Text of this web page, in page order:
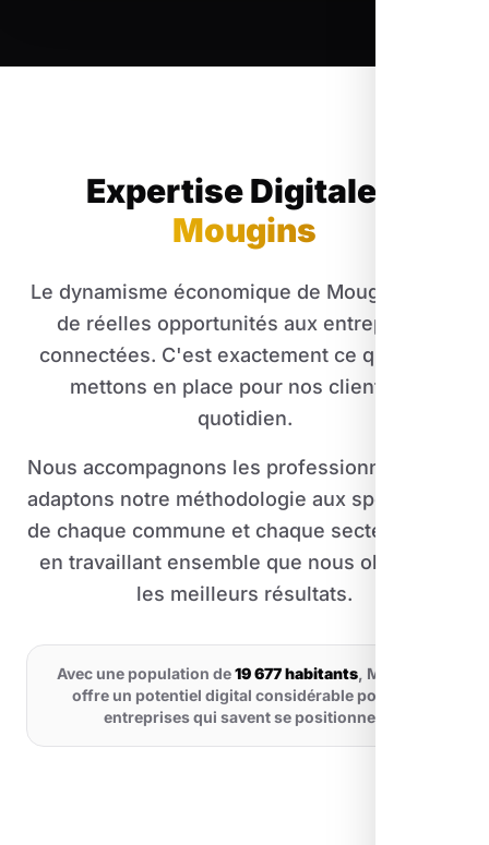
Expertise Digitale
Mougins
Le dynamisme économique de Mougins offre
de réelles opportunités aux entreprises
connectées. C'est exactement ce que nous
mettons en place pour nos clients au
quotidien.
Nous accompagnons les professionnels nous
adaptons notre méthodologie aux spécificités
de chaque commune et chaque secteur. C'est
en travaillant ensemble que nous obtenons
les meilleurs résultats.
Avec une population de19 677 habitants, Mougins
offre un potentiel digital considérable pour les
entreprises qui savent se positionner.